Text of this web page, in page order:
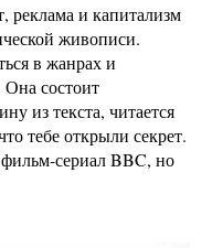
реклама и капитализм
живописи.
в жанрах и
состоит
из текста, читается
тебе открыли секрет.
сериал BBC, но